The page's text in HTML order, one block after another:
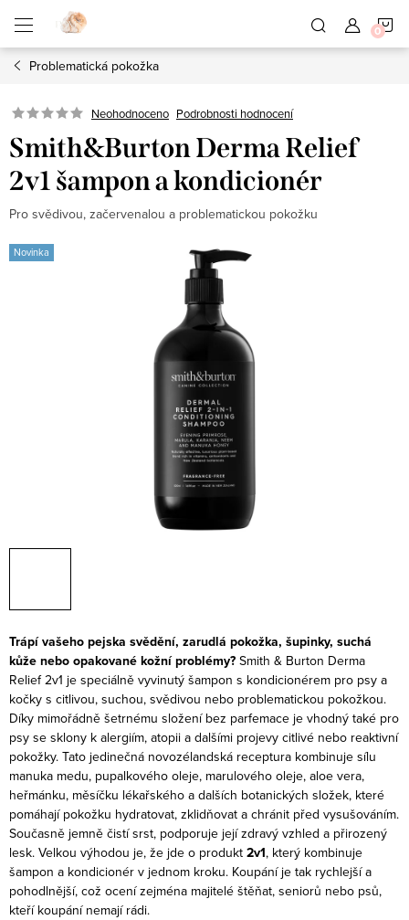
obsah
Problematická pokožka
Neohodnoceno Podrobnosti hodnocení
Smith&Burton Derma Relief
2v1 šampon a kondicionér
Pro svědivou, začervenalou a problematickou pokožku
Novinka
Trápí vašeho pejska svědění, zarudlá pokožka, šupinky, suchá
kůže nebo opakované kožní problémy? Smith & Burton Derma
Relief 2v1 je speciálně vyvinutý šampon s kondicionérem pro psy a
kočky s citlivou, suchou, svědivou nebo problematickou pokožkou.
Díky mimořádně šetrnému složení bez parfemace je vhodný také pro
psy se sklony k alergiím, atopii a dalšími projevy citlivé nebo reaktivní
pokožky. Tato jedinečná novozélandská receptura kombinuje sílu
manuka medu, pupalkového oleje, marulového oleje, aloe vera,
heřmánku, měsíčku lékařského a dalších botanických složek, které
pomáhají pokožku hydratovat, zklidňovat a chránit před vysušováním.
Současně jemně čistí srst, podporuje její zdravý vzhled a přirozený
lesk. Velkou výhodou je, že jde o produkt 2v1, který kombinuje
šampon a kondicionér v jednom kroku. Koupání je tak rychlejší a
pohodlnější, což ocení zejména majitelé štěňat, seniorů nebo psů,
kteří koupání nemají rádi.